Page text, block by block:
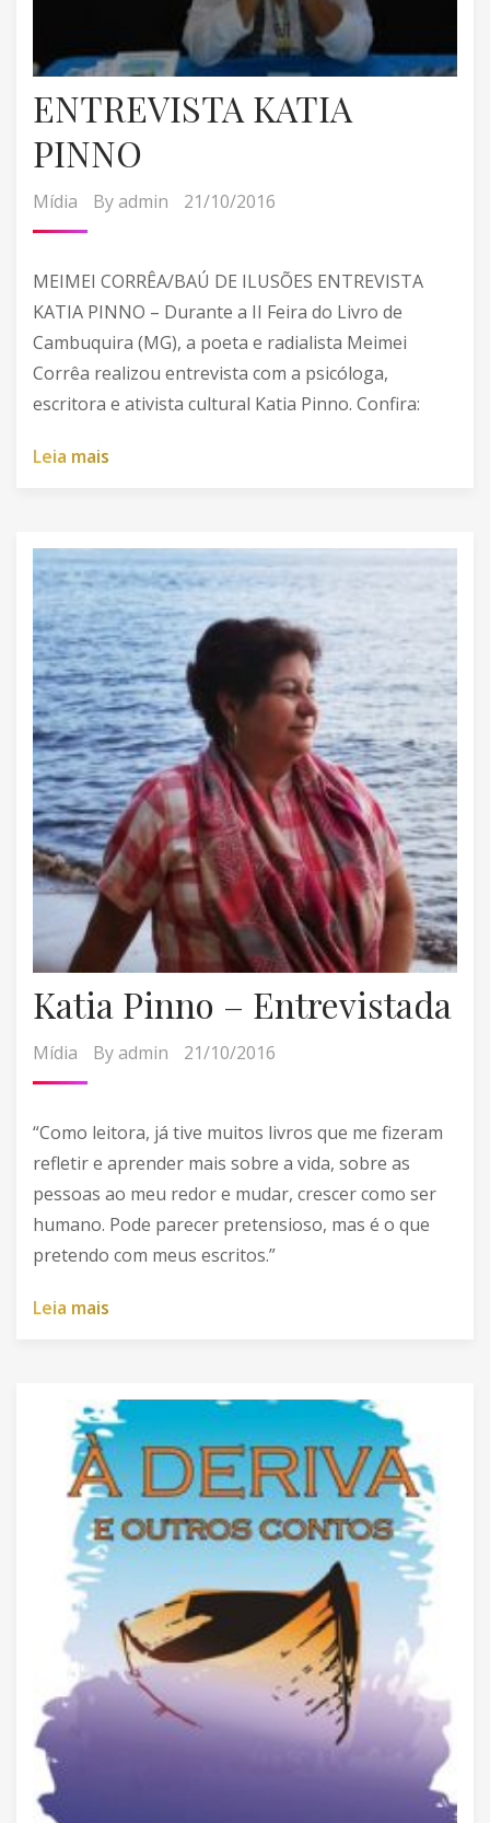
ENTREVISTA KATIA
PINNO
Mídia Byadmin 21/10/2016
MEIMEI CORRÊA/BAÚ DE ILUSÕES ENTREVISTA
KATIA PINNO – Durante a II Feira do Livro de
Cambuquira (MG), a poeta e radialista Meimei
Corrêa realizou entrevista com a psicóloga,
escritora e ativista cultural Katia Pinno. Confira:
Leia mais
Katia Pinno – Entrevistada
Mídia Byadmin 21/10/2016
“Como leitora, já tive muitos livros que me fizeram
refletir e aprender mais sobre a vida, sobre as
pessoas ao meu redor e mudar, crescer como ser
humano. Pode parecer pretensioso, mas é o que
pretendo com meus escritos.”
Leia mais